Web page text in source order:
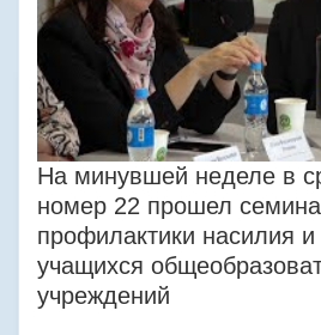
На минувшей неделе в
номер 22 прошел
профилактики насилия
учащихся
учреждений